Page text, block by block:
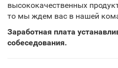
высококачественных
то мы ждем вас в нашей
Заработная плата
собеседования.